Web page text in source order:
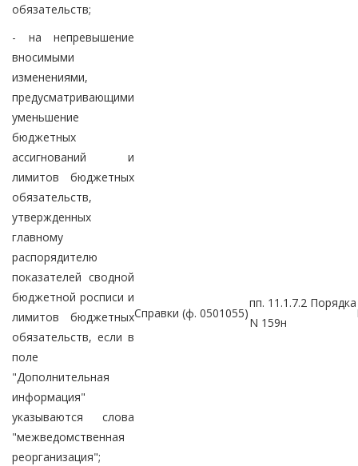
обязательств;
- на непревышение
вносимыми
изменениями,
предусматривающими
уменьшение
бюджетных
ассигнований и
лимитов бюджетных
обязательств,
утвержденных
главному
распорядителю
показателей сводной
бюджетной росписи и
лимитов бюджетных
обязательств, если в
поле
"Дополнительная
информация"
указываются слова
"межведомственная
реорганизация";
Справки (ф. 0501055)
пп. 11.1.7.2 Порядка
N 159н